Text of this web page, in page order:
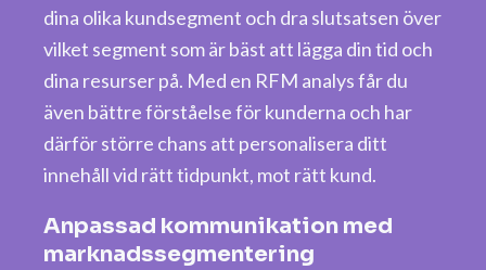
dina olika kundsegment och dra slutsatsen över
vilket segment som är bäst att lägga din tid och
dina resurser på. Med en RFM analys får du
även bättre förståelse för kunderna och har
därför större chans att personalisera ditt
innehåll vid rätt tidpunkt, mot rätt kund.
Anpassad kommunikation med
marknadssegmentering